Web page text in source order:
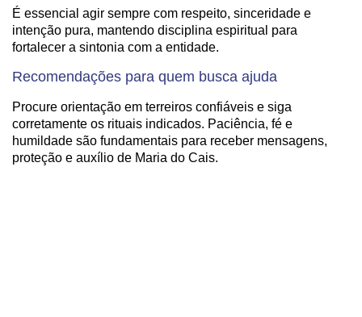
É essencial agir sempre com respeito, sinceridade e
intenção pura, mantendo disciplina espiritual para
fortalecer a sintonia com a entidade.
Recomendações para quem busca ajuda
Procure orientação em terreiros confiáveis e siga
corretamente os rituais indicados. Paciência, fé e
humildade são fundamentais para receber mensagens,
proteção e auxílio de Maria do Cais.